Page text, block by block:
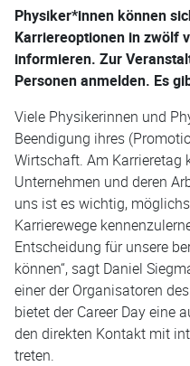
Physiker*innen können
Karriereoptionen in zwölf
informieren. Zur
Personen anmelden. Es
Viele Physikerinnen und
Beendigung ihres
Wirtschaft. Am Karrieretag
Unternehmen und deren
uns ist es wichtig,
Karrierewege
Entscheidung für unsere
können“, sagt Daniel
einer der Organisatoren
bietet der Career Day eine
den direkten Kontakt mit
treten.